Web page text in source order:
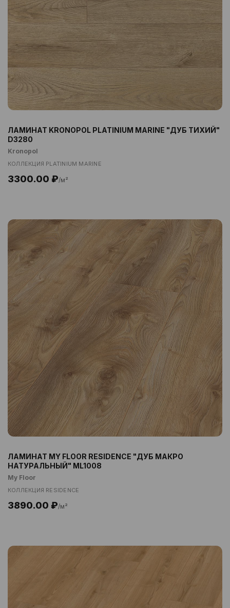
ЛАМИНАТ KRONOPOL PLATINIUM MARINE "ДУБ ТИХИЙ"
D3280
Kronopol
КОЛЛЕКЦИЯ PLATINIUM MARINE
3300.00 ₽/м²
ЛАМИНАТ MY FLOOR RESIDENCE "ДУБ МАКРО
НАТУРАЛЬНЫЙ" ML1008
My Floor
КОЛЛЕКЦИЯ RESIDENCE
3890.00 ₽/м²